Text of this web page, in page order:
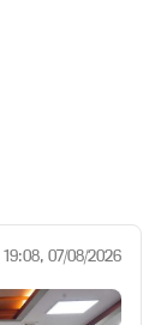
19:08, 07/08/2026